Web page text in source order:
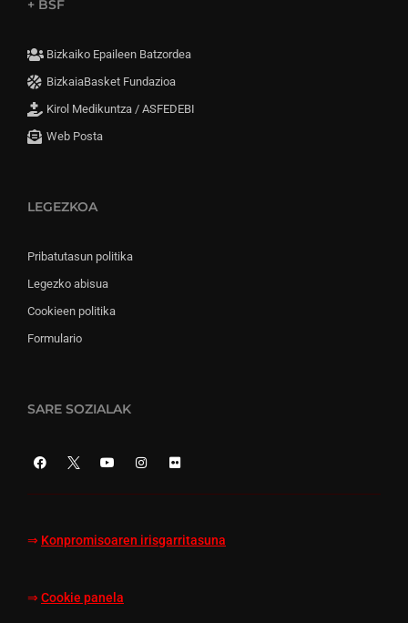
+ BSF
Bizkaiko Epaileen Batzordea
BizkaiaBasket Fundazioa
Kirol Medikuntza / ASFEDEBI
Web Posta
LEGEZKOA
Pribatutasun politika
Legezko abisua
Cookieen politika
Formulario
SARE SOZIALAK
⇒ Konpromisoaren irisgarritasuna
⇒ Cookie panela